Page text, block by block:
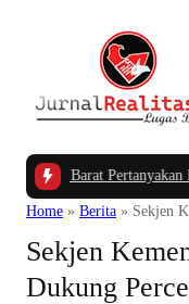
Barat Pertanyakan
Home » Berita » Sekjen
Sekjen
Dukung